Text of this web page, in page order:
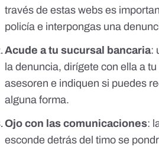
través de estas webs es
policía e interpongas una
Acude a tu sucursal bancaria:
la denuncia, dirígete con ella a
asesoren e indiquen si puedes
alguna forma.
Ojo con las comunicaciones:
esconde detrás del timo se